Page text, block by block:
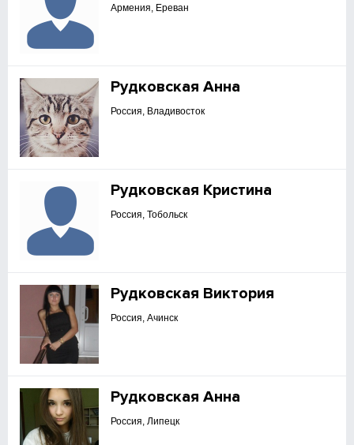
Армения, Ереван
Рудковская Анна
Россия, Владивосток
Рудковская Кристина
Россия, Тобольск
Рудковская Виктория
Россия, Ачинск
Рудковская Анна
Россия, Липецк